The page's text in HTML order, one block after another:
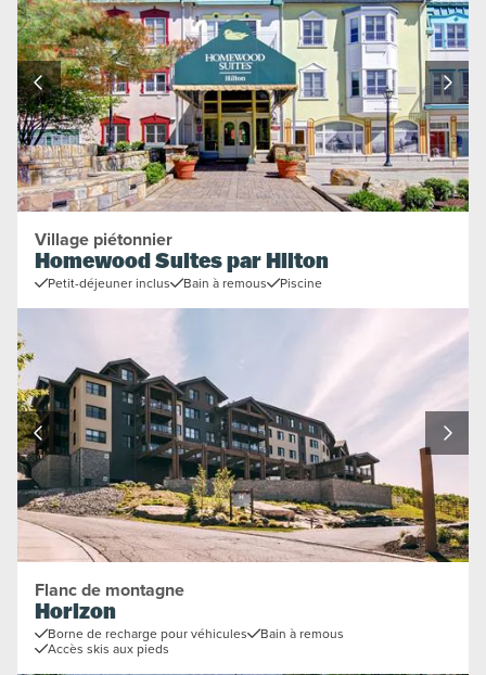
Village piétonnier
Homewood Suites par Hilton
Petit-déjeuner inclus Bain à remous Piscine
Flanc de montagne
Horizon
Borne de recharge pour véhicules Bain à remous
Accès skis aux pieds